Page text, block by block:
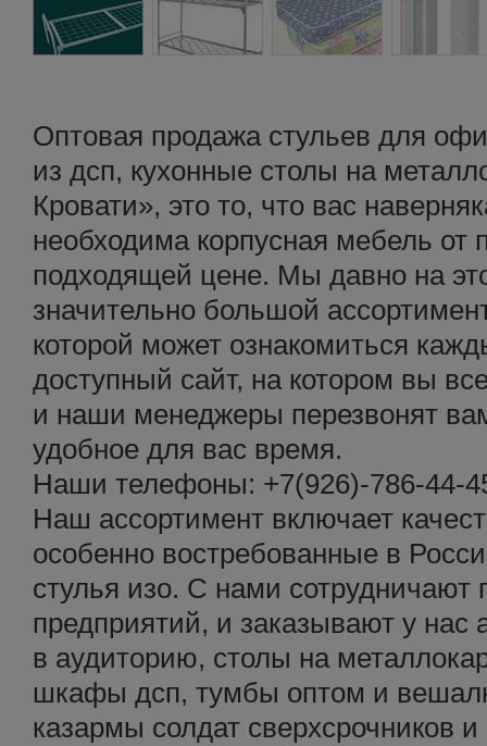
Оптовая продажа стульев для
из дсп, кухонные столы на
Кровати», это то, что вас
необходима корпусная мебель от
подходящей цене. Мы давно на
значительно большой
которой может ознакомиться
доступный сайт, на котором вы
и наши менеджеры перезвонят
удобное для вас время.
Наши телефоны: +7(926)-786-44-
Наш ассортимент включает
особенно востребованные в
стулья изо. С нами сотрудничают
предприятий, и заказывают у нас
в аудиторию, столы на
шкафы дсп, тумбы оптом и
казармы солдат сверхсрочников